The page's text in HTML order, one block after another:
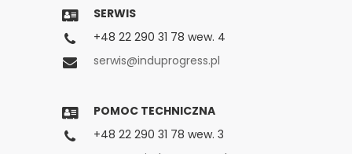
SERWIS
+48 22 290 31 78 wew. 4
serwis@induprogress.pl
POMOC TECHNICZNA
+48 22 290 31 78 wew. 3